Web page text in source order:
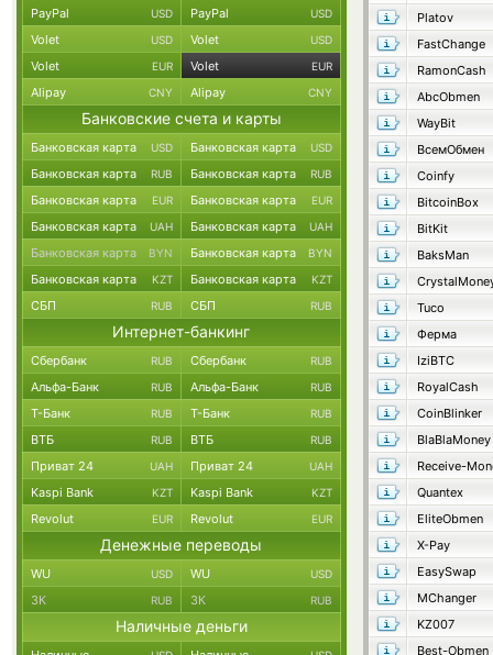
Platov
FastChange
RamonCash
AbcObmen
WayBit
ВсемОбмен
Coinfy
BitcoinBox
BitKit
BaksMan
Tuco
Ферма
IziBTC
RoyalCash
CoinBlinker
BlaBlaMoney
Receive-
Quantex
EliteObmen
X-Pay
EasySwap
MChanger
KZ007
Best-Obmen
PayPal USD PayPal USD
Volet USD Volet USD
Volet EUR Volet EUR
Alipay CNY Alipay CNY
Банковские счета и карты
Банковская карта USD Банковская карта USD
Банковская карта RUB Банковская карта RUB
Банковская карта EUR Банковская карта EUR
Банковская карта UAH Банковская карта UAH
Банковская карта BYN Банковская карта BYN
Банковская карта KZT Банковская карта KZT
СБП RUB СБП RUB
Интернет-банкинг
Сбербанк RUB Сбербанк RUB
Альфа-Банк RUB Альфа-Банк RUB
Т-Банк RUB Т-Банк RUB
ВТБ RUB ВТБ RUB
Приват 24 UAH Приват 24 UAH
Kaspi Bank KZT Kaspi Bank KZT
Revolut EUR Revolut EUR
Денежные переводы
WU USD WU USD
ЗК RUB ЗК RUB
Наличные деньги